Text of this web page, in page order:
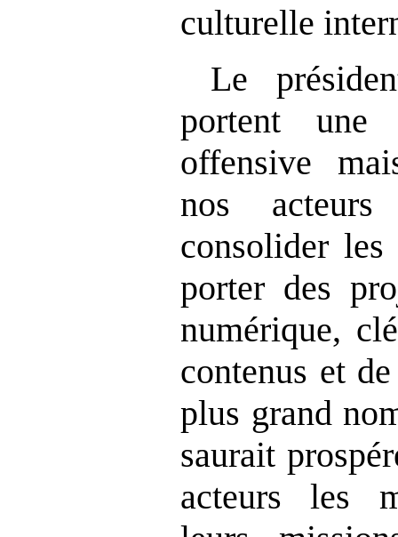
culturelle
Le
portent une
offensive
nos
consolider
porter des
numérique,
contenus et
plus grand
saurait
acteurs les